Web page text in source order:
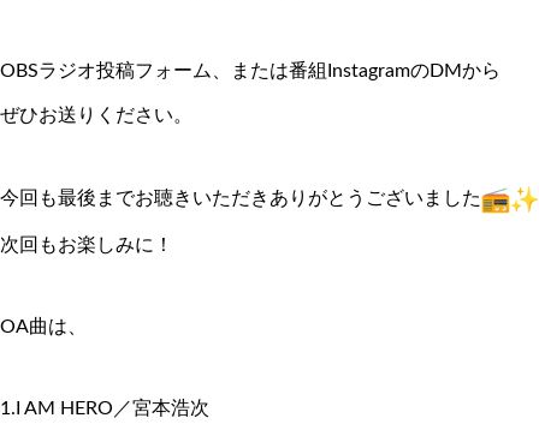
OBSラジオ投稿フォーム、 または番組InstagramのDMから
ぜひお送りください。
今回も最後までお聴きいただきありがとうございました
次回もお楽しみに！
OA曲は、
1.I AM HERO／宮本浩次